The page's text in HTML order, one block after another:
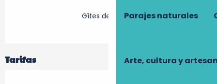
Parajes naturales
Arte, cultura y
Gîtes de France
Tarifas